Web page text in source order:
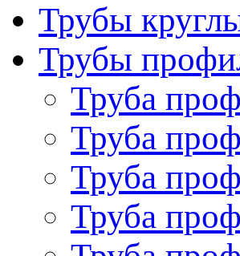
Трубы
Трубы
Труба
Труба
Труба
Труба